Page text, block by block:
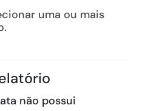
uma ou mais
não possui